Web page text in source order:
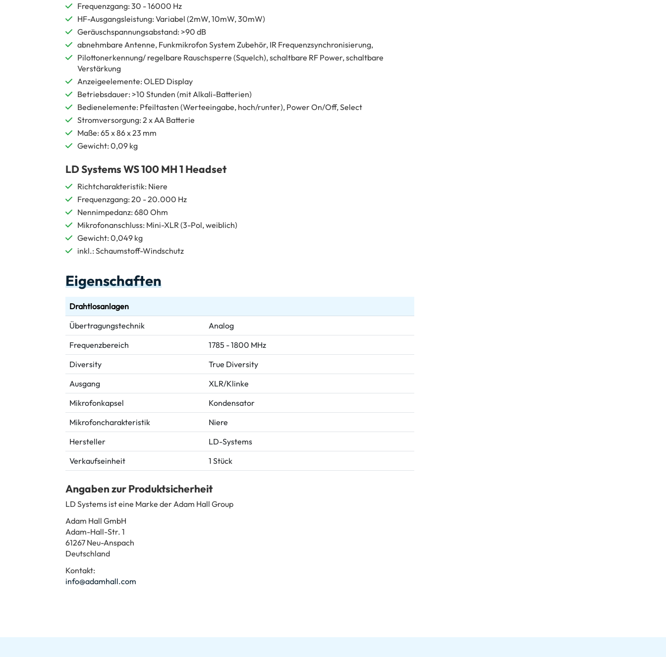
Frequenzgang: 30 - 16000 Hz
HF-Ausgangsleistung: Variabel (2mW, 10mW, 30mW)
Geräuschspannungsabstand: >90 dB
abnehmbare Antenne, Funkmikrofon System Zubehör, IR Frequenzsynchronisierung,
Pilottonerkennung/ regelbare Rauschsperre (Squelch), schaltbare RF Power, schaltbare
Verstärkung
Anzeigeelemente: OLED Display
Betriebsdauer: >10 Stunden (mit Alkali-Batterien)
Bedienelemente: Pfeiltasten (Werteeingabe, hoch/runter), Power On/Off, Select
Stromversorgung: 2 x AA Batterie
Maße: 65 x 86 x 23 mm
Gewicht: 0,09 kg
LD Systems WS 100 MH 1 Headset
Richtcharakteristik: Niere
Frequenzgang: 20 - 20.000 Hz
Nennimpedanz: 680 Ohm
Mikrofonanschluss: Mini-XLR (3-Pol, weiblich)
Gewicht: 0,049 kg
inkl.: Schaumstoff-Windschutz
Eigenschaften
Drahtlosanlagen
Übertragungstechnik
Analog
Frequenzbereich
1785 - 1800 MHz
Diversity
True Diversity
Ausgang
XLR/Klinke
Mikrofonkapsel
Kondensator
Mikrofoncharakteristik
Niere
Hersteller
LD-Systems
Verkaufseinheit
1 Stück
Angaben zur Produktsicherheit
LD Systems ist eine Marke der Adam Hall Group
Adam Hall GmbH
Adam-Hall-Str. 1
61267 Neu-Anspach
Deutschland
Kontakt:
info@adamhall.com